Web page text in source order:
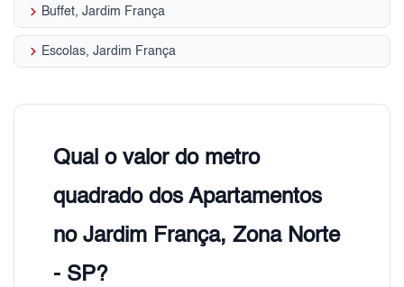
keyboard_arrow_right Buffet, Jardim França
keyboard_arrow_right Escolas, Jardim França
Qual o valor do metro
quadrado dos Apartamentos
no Jardim França, Zona Norte
- SP?